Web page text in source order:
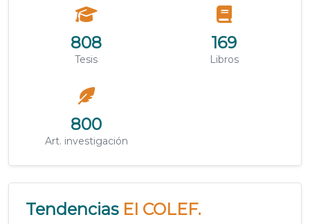
808
Tesis
169
Libros
800
Art. investigación
Tendencias EI COLEF.